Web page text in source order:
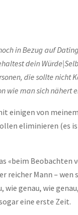
in Bezug auf
dein
die sollte nicht
man sich nähert
einigen von
eliminieren (es
«beim Beobachten
reicher Mann –
genau, wie
eine erste Zeit.